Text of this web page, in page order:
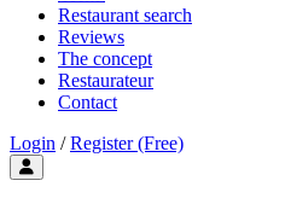
Restaurant search
Reviews
The concept
Restaurateur
Contact
Login / Register (Free)
Toggle user menu